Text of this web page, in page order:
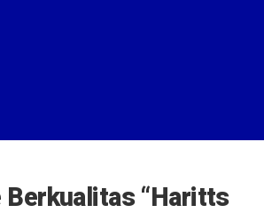
Berkualitas “Haritts